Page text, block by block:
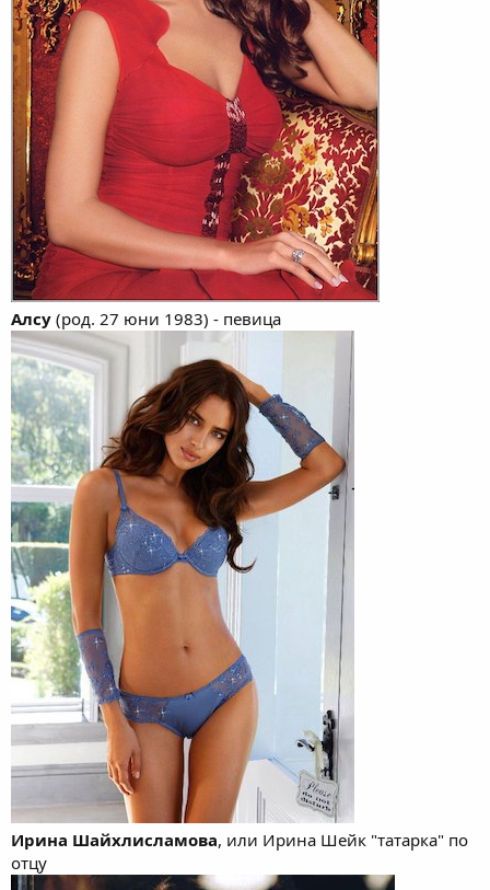
Алсу (род. 27 юни 1983) - певица
Ирина Шайхлисламова, или Ирина Шейк "татарка" по
отцу